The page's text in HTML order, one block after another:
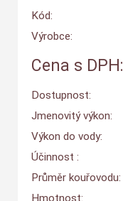
Kód:
Výrobce:
Cena s DPH:
Dostupnost:
Jmenovitý výkon:
Výkon do vody:
Účinnost :
Průměr kouřovodu:
Hmotnost: